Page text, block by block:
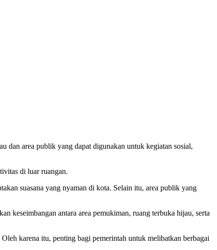
dan area publik yang dapat digunakan untuk kegiatan sosial,
di luar ruangan.
suasana yang nyaman di kota. Selain itu, area publik yang
keseimbangan antara area pemukiman, ruang terbuka hijau, serta
karena itu, penting bagi pemerintah untuk melibatkan berbagai